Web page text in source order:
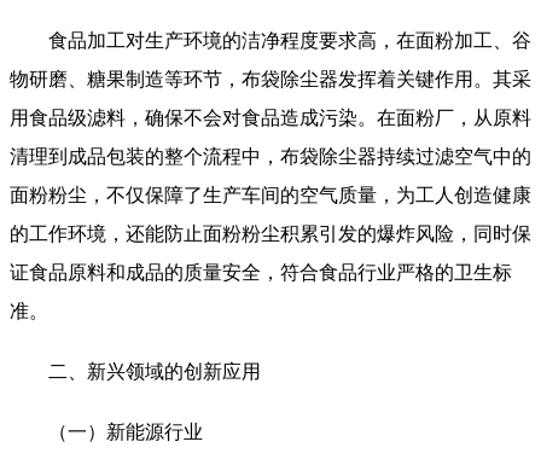
食品加工对生产环境的洁净程度要求高，在面粉加工、谷
物研磨、糖果制造等环节，布袋除尘器发挥着关键作用。其采
用食品级滤料，确保不会对食品造成污染。在面粉厂，从原料
清理到成品包装的整个流程中，布袋除尘器持续过滤空气中的
面粉粉尘，不仅保障了生产车间的空气质量，为工人创造健康
的工作环境，还能防止面粉粉尘积累引发的爆炸风险，同时保
证食品原料和成品的质量安全，符合食品行业严格的卫生标
准。
二、新兴领域的创新应用
（一）新能源行业